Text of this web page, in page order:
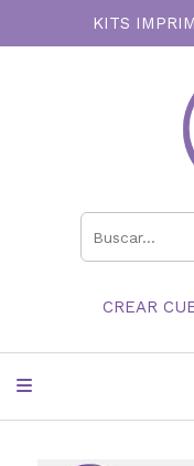
KITS
CREAR